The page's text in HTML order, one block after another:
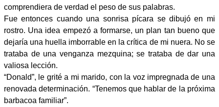
comprendiera de verdad el peso de sus palabras.
Fue entonces cuando una sonrisa pícara se dibujó en mi
rostro. Una idea empezó a formarse, un plan tan bueno que
dejaría una huella imborrable en la crítica de mi nuera. No se
trataba de una venganza mezquina; se trataba de dar una
valiosa lección.
“Donald”, le grité a mi marido, con la voz impregnada de una
renovada determinación. “Tenemos que hablar de la próxima
barbacoa familiar”.